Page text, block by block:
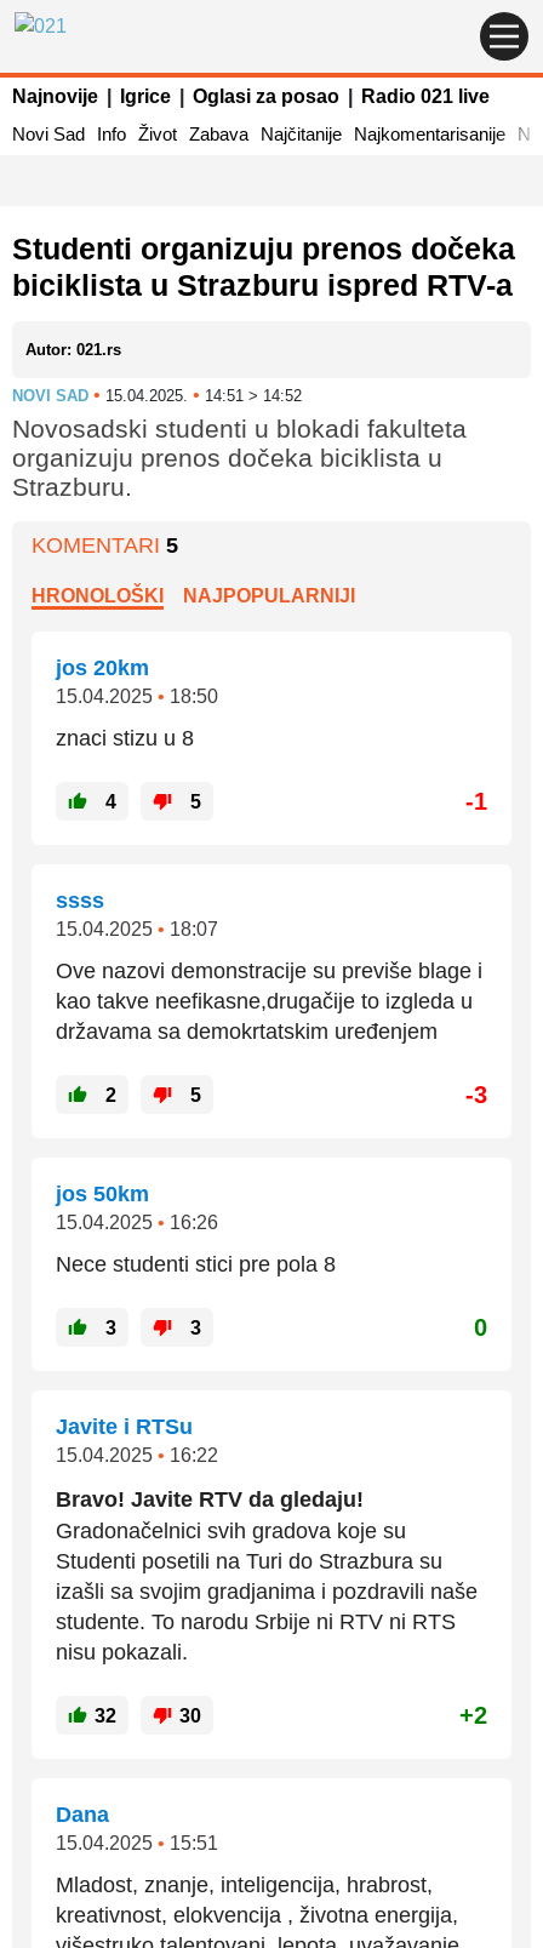
Najnovije Igrice Oglasi za posao
Radio 021 live
Novi Sad
Info Život Zabava Najčitanije Najkomentarisanije
Studenti organizuju prenos dočeka
biciklista u Strazburu ispred RTV-a
Autor: 021.rs
NOVI SAD • 15.04.2025. • 14:51 > 14:52
Novosadski studenti u blokadi fakulteta
organizuju prenos dočeka biciklista u
Strazburu.
KOMENTARI 5
HRONOLOŠKI NAJPOPULARNIJI
jos 20km
15.04.2025 • 18:50
znaci stizu u 8
4 5 -1
ssss
15.04.2025 • 18:07
Ove nazovi demonstracije su previše blage i
kao takve neefikasne,drugačije to izgleda u
državama sa demokrtatskim uređenjem
2 5 -3
jos 50km
15.04.2025 • 16:26
Nece studenti stici pre pola 8
3 3 0
Javite i RTSu
15.04.2025 • 16:22
Bravo! Javite RTV da gledaju!
Gradonačelnici svih gradova koje su
Studenti posetili na Turi do Strazbura su
izašli sa svojim gradjanima i pozdravili naše
studente. To narodu Srbije ni RTV ni RTS
nisu pokazali.
32 30 +2
Dana
15.04.2025 • 15:51
Mladost, znanje, inteligencija, hrabrost,
kreativnost, elokvencija , životna energija,